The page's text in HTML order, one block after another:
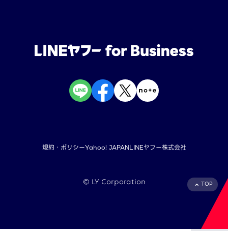
TOP
規約・ポリシーYahoo! JAPANLINEヤフー株式会社
©︎ LY Corporation